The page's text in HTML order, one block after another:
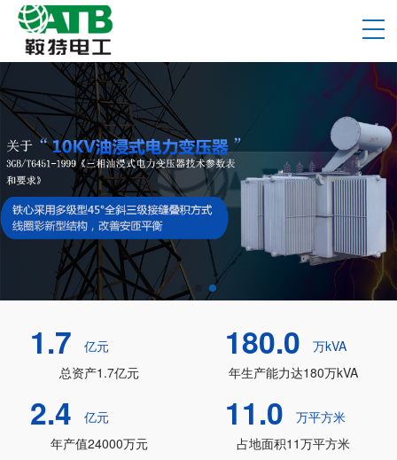
1.7
亿元
总资产1.7亿元
180.0
万kVA
年生产能力达180万kVA
2.4
亿元
年产值24000万元
11.0
万平方米
占地面积11万平方米